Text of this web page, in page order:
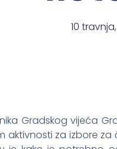
10
Gradskog vijeća
aktivnosti za izbore